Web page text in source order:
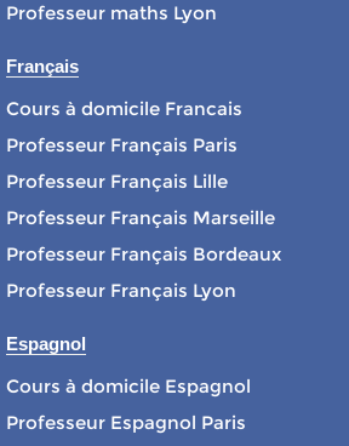
Professeur maths Lyon
Français
Cours à domicile Francais
Professeur Français Paris
Professeur Français Lille
Professeur Français Marseille
Professeur Français Bordeaux
Professeur Français Lyon
Espagnol
Cours à domicile Espagnol
Professeur Espagnol Paris